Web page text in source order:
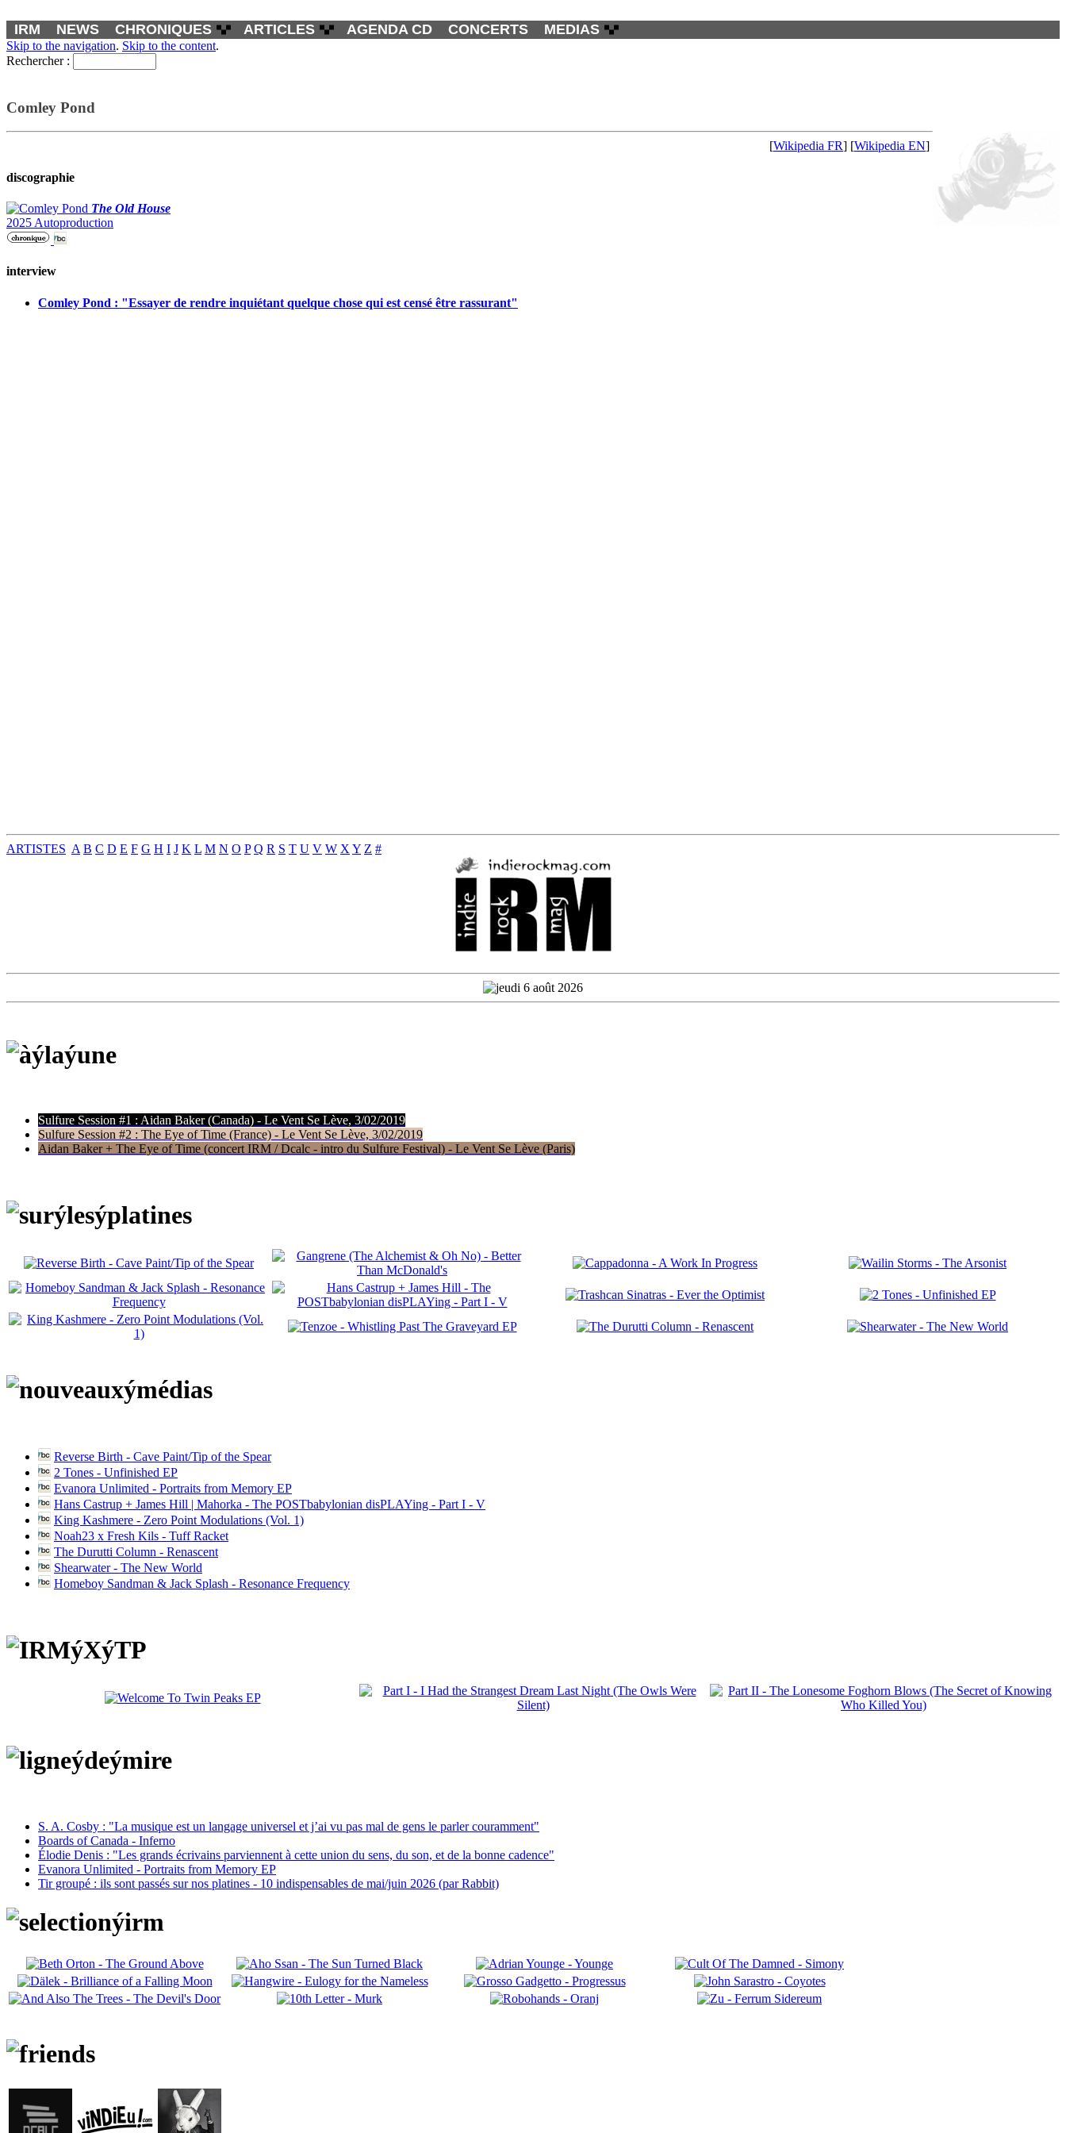
IRM NEWS CHRONIQUES ARTICLES AGENDA CD CONCERTS MEDIAS
Skip to the navigation. Skip to the content.
Rechercher :
Comley Pond
[Wikipedia FR] [Wikipedia EN]
discographie
The Old House
2025 Autoproduction
interview
Comley Pond : "Essayer de rendre inquiétant quelque chose qui est censé être rassurant"
ARTISTES A B C D E F G H I J K L M N O P Q R S T U V W X Y Z #
Sulfure Session #1 : Aidan Baker (Canada) - Le Vent Se Lève, 3/02/2019
Sulfure Session #2 : The Eye of Time (France) - Le Vent Se Lève, 3/02/2019
Aidan Baker + The Eye of Time (concert IRM / Dcalc - intro du Sulfure Festival) - Le Vent Se Lève (Paris)
Reverse Birth - Cave Paint/Tip of the Spear
2 Tones - Unfinished EP
Evanora Unlimited - Portraits from Memory EP
Hans Castrup + James Hill | Mahorka - The POSTbabylonian disPLAYing - Part I - V
King Kashmere - Zero Point Modulations (Vol. 1)
Noah23 x Fresh Kils - Tuff Racket
The Durutti Column - Renascent
Shearwater - The New World
Homeboy Sandman & Jack Splash - Resonance Frequency
S. A. Cosby : "La musique est un langage universel et j’ai vu pas mal de gens le parler couramment"
Boards of Canada - Inferno
Élodie Denis : "Les grands écrivains parviennent à cette union du sens, du son, et de la bonne cadence"
Evanora Unlimited - Portraits from Memory EP
Tir groupé : ils sont passés sur nos platines - 10 indispensables de mai/juin 2026 (par Rabbit)